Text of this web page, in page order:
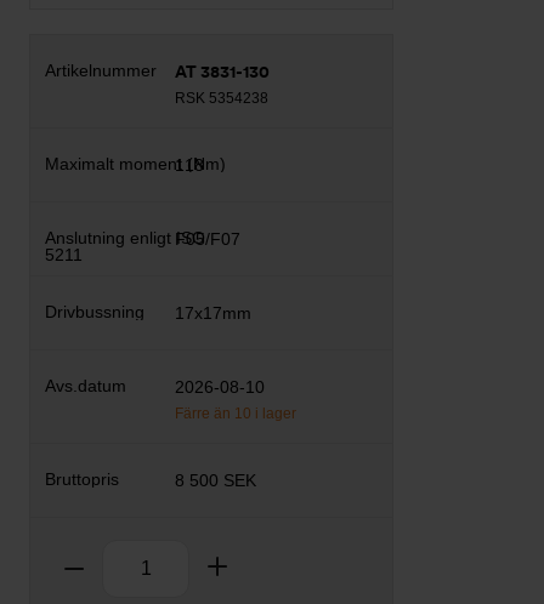
AT 3831-130
RSK 5354238
118
F05/F07
17x17mm
2026-08-10
Färre än 10 i lager
8 500 SEK
Ta bort